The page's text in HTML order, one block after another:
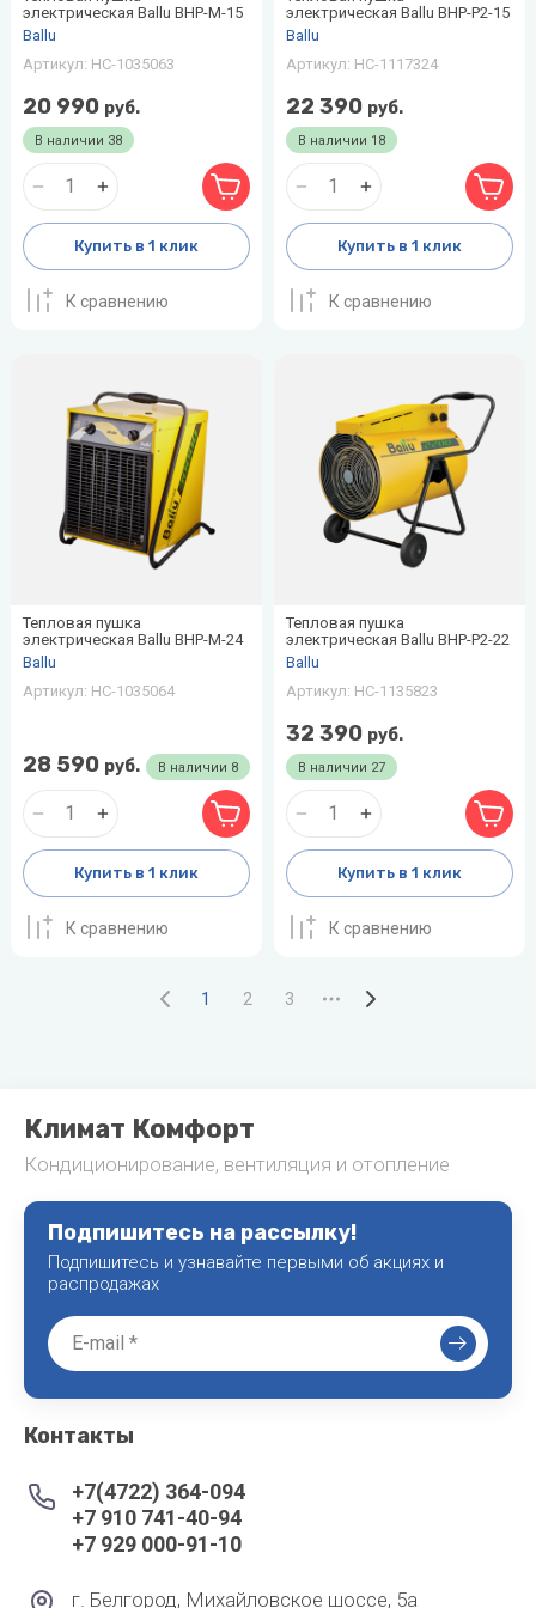
электрическая Ballu BHP-M-15
Ballu
Артикул: НС-1035063
В наличии 38
20 990 руб.
Купить в 1 клик
К сравнению
электрическая Ballu BHP-P2-15
Ballu
Артикул: НС-1117324
В наличии 18
22 390 руб.
Купить в 1 клик
К сравнению
Тепловая пушка
электрическая Ballu BHP-M-24
Ballu
Артикул: НС-1035064
В наличии 8
28 590 руб.
Купить в 1 клик
К сравнению
Тепловая пушка
электрическая Ballu BHP-P2-22
Ballu
Артикул: НС-1135823
В наличии 27
32 390 руб.
Купить в 1 клик
К сравнению
1 2 3
Климат Комфорт
Кондиционирование, вентиляция и отопление
Подпишитесь на рассылку!
Подпишитесь и узнавайте первыми об акциях и
распродажах
Контакты
+7(4722) 364-094
+7 910 741-40-94
+7 929 000-91-10
г. Белгород, Михайловское шоссе, 5а